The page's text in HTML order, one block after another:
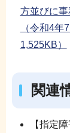
方並びに
（令和4年
1,525KB）
関連
【指定